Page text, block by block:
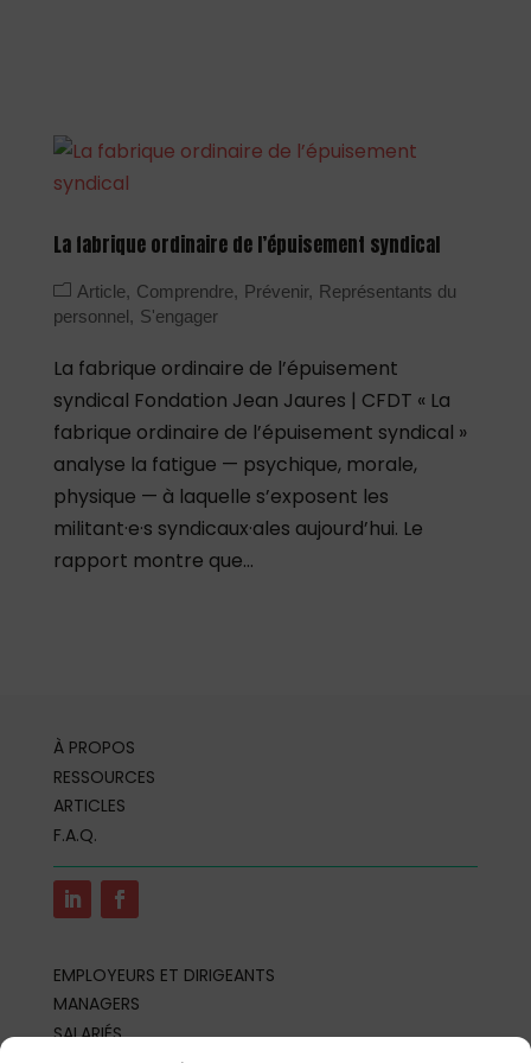
La fabrique ordinaire de l’épuisement syndical
Article Comprendre Prévenir
Représentants du
personnel
S'engager
La fabrique ordinaire de l’épuisement
syndical Fondation Jean Jaures | CFDT « La
fabrique ordinaire de l’épuisement syndical »
analyse la fatigue — psychique, morale,
physique — à laquelle s’exposent les
militant·e·s syndicaux·ales aujourd’hui. Le
rapport montre que...
À PROPOS
RESSOURCES
ARTICLES
F.A.Q.
EMPLOYEURS ET DIRIGEANTS
MANAGERS
SALARIÉS